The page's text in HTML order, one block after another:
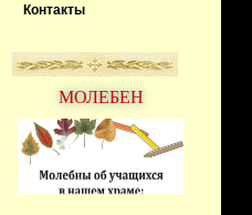
Контакты
МОЛЕБЕН